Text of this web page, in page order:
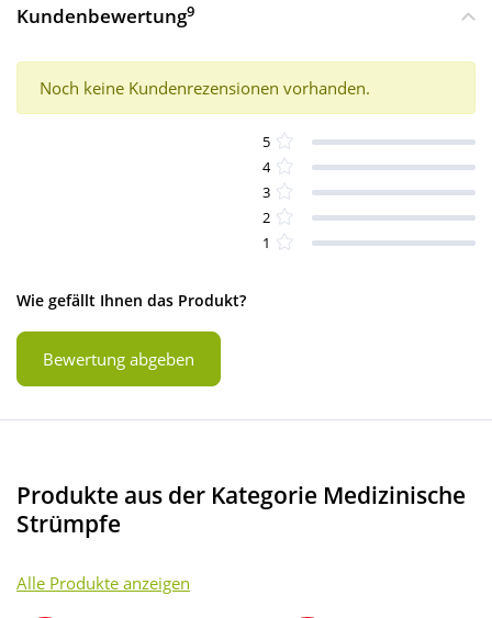
Kundenbewertung9
Noch keine Kundenrezensionen vorhanden.
5
4
3
2
1
Wie gefällt Ihnen das Produkt?
Bewertung abgeben
Produkte aus der Kategorie Medizinische
Strümpfe
Alle Produkte anzeigen